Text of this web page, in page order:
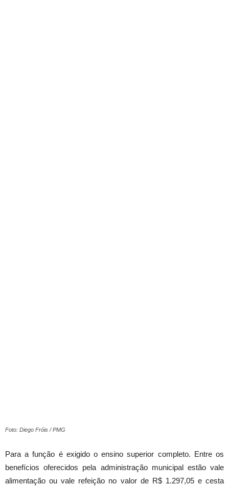
Foto: Diego Fróis / PMG
Para a função é exigido o ensino superior completo. Entre os
benefícios oferecidos pela administração municipal estão vale
alimentação ou vale refeição no valor de R$ 1.297,05 e cesta